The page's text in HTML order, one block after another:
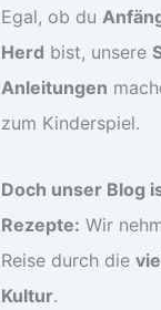
Egal, ob du
Herd bist, unsere
Anleitungen
zum Kinderspiel.
Doch unser Blog
Rezepte: Wir
Reise durch die
Kultur.